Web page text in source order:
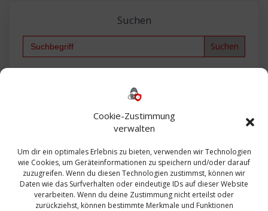
Cookie-Zustimmung
verwalten
Um dir ein optimales Erlebnis zu bieten, verwenden wir Technologien
wie Cookies, um Geräteinformationen zu speichern und/oder darauf
zuzugreifen. Wenn du diesen Technologien zustimmst, können wir
Daten wie das Surfverhalten oder eindeutige IDs auf dieser Website
verarbeiten. Wenn du deine Zustimmung nicht erteilst oder
zurückziehst, können bestimmte Merkmale und Funktionen
Suchen
Search
Bautagebuch
Exchange firewall Fritzbox
Microsoft
Sanierung SBS Security Server Sicherheit
Sicherung SIEM Sophos SSL Ubuntu
Update Upgrade UTM VCenter VCSA Veeam
VMWare VPN WAZUH Windows